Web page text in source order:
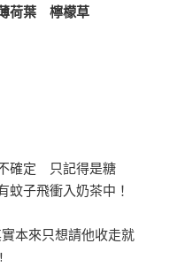
葉 檸檬草
確定 只記得是糖
子飛衝入奶茶中！
本來只想請他收走就